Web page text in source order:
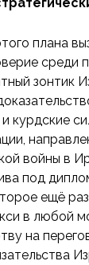
плана
среди
зонтик
курдские
войны в
под
ещё
в любой
на